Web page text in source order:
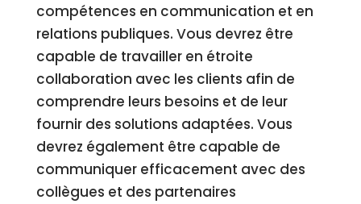
compétences en communication et en
relations publiques. Vous devrez être
capable de travailler en étroite
collaboration avec les clients afin de
comprendre leurs besoins et de leur
fournir des solutions adaptées. Vous
devrez également être capable de
communiquer efficacement avec des
collègues et des partenaires